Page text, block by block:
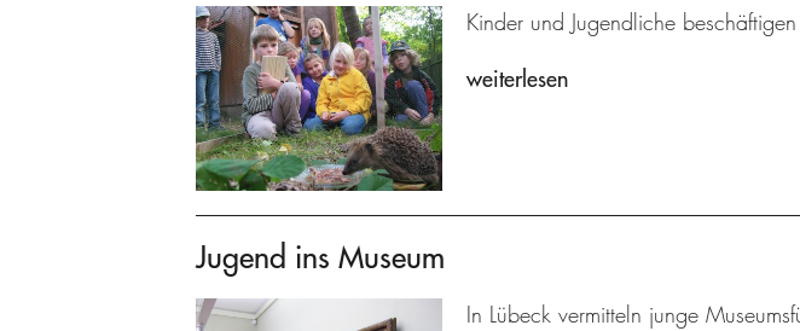
Kinder und Jugendliche
weiterlesen
Jugend ins Museum
In Lübeck vermitteln junge